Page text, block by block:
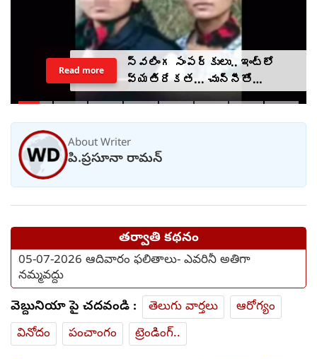
స్వలింగ సంపర్కులు.. ఇంట్లో
వ్యతిరేకత... చున్నీతో
ఉరేసుకుని ఆత్మహత్య
Read more
About Writer
పి.ప్రసూనా రామన్
తర్వాతి కథనం
05-07-2026 ఆదివారం ఫలితాలు- ఎవరినీ అతిగా
నమ్మవద్దు
వెబ్దునియా పై చదవండి : తెలుగు వార్తలు
ఆరోగ్యం
వినోదం
పంచాంగం ట్రెండింగ్..